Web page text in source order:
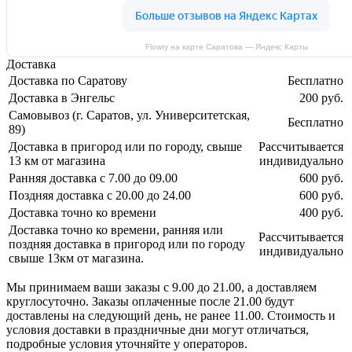
Flowry на карте Саратова — Яндекс Карты
Доставка
Доставка по Саратову
Бесплатно
Доставка в Энгельс
200 руб.
Самовывоз (г. Саратов, ул. Университетская,
89)
Бесплатно
Доставка в пригород или по городу, свыше
13 км от магазина
Рассчитывается
индивидуально
Ранняя доставка с 7.00 до 09.00
600 руб.
Поздняя доставка с 20.00 до 24.00
600 руб.
Доставка точно ко времени
400 руб.
Доставка точно ко времени, ранняя или
поздняя доставка в пригород или по городу
свыше 13км от магазина.
Рассчитывается
индивидуально
Мы принимаем ваши заказы с 9.00 до 21.00, а доставляем
круглосуточно. Заказы оплаченные после 21.00 будут
доставлены на следующий день, не ранее 11.00. Стоимость и
условия доставки в праздничные дни могут отличаться,
подробные условия уточняйте у операторов.